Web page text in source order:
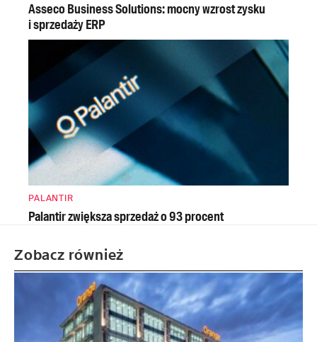
Asseco Business Solutions: mocny wzrost zysku
i sprzedaży ERP
PALANTIR
Palantir zwiększa sprzedaż o 93 procent
Zobacz również